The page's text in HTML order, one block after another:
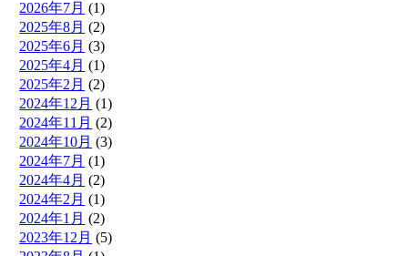
2026年7月 (1)
2025年8月 (2)
2025年6月 (3)
2025年4月 (1)
2025年2月 (2)
2024年12月 (1)
2024年11月 (2)
2024年10月 (3)
2024年7月 (1)
2024年4月 (2)
2024年2月 (1)
2024年1月 (2)
2023年12月 (5)